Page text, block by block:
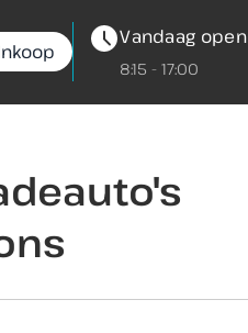
Vandaag open
8:15 - 17:00